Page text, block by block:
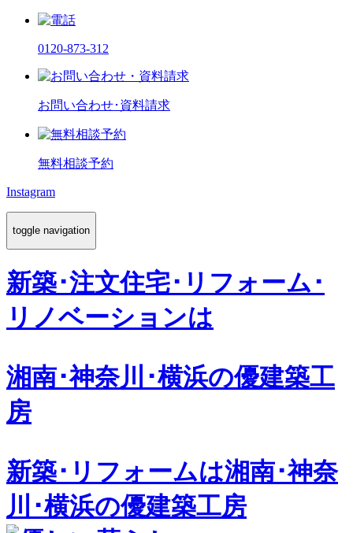
0120-873-312
お問い合わせ･資料請求
無料相談予約
Instagram
toggle navigation
新築･注文住宅･リフォーム･
リノベーションは
湘南･神奈川･横浜の優建築工
房
新築･リフォームは湘南･神奈
川･横浜の優建築工房